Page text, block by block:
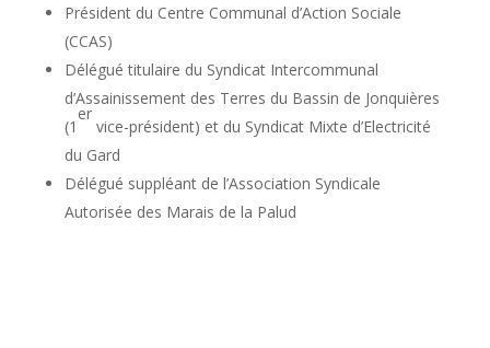
Président du Centre Communal d’Action Sociale
(CCAS)
Délégué titulaire du Syndicat Intercommunal
d’Assainissement des Terres du Bassin de Jonquières
(1
er
vice-président) et du Syndicat Mixte d’Electricité
du Gard
Délégué suppléant de l’Association Syndicale
Autorisée des Marais de la Palud